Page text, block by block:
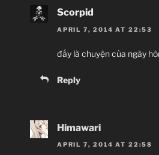
Scorpid
APRIL 7, 2014 AT 22:53
đấy là chuyện của ngày
Reply
Himawari
APRIL 7, 2014 AT 22:58